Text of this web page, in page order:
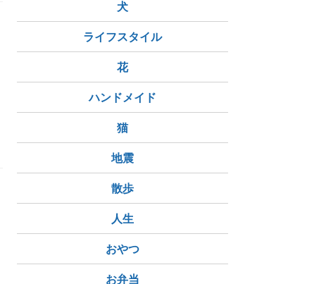
犬
ライフスタイル
花
ハンドメイド
猫
地震
散歩
人生
おやつ
お弁当